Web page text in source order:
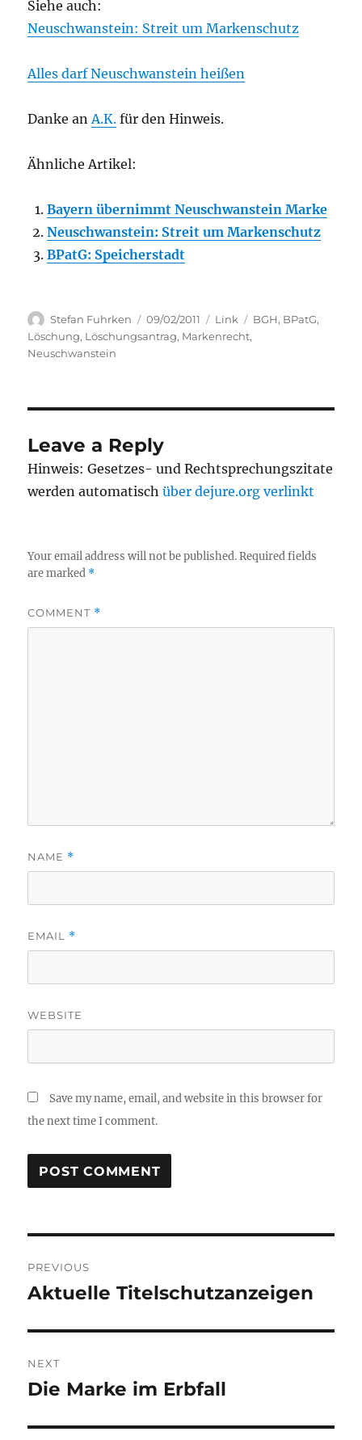
Siehe auch:
Neuschwanstein: Streit um Markenschutz
Alles darf Neuschwanstein heißen
Danke anA.K. für den Hinweis.
Ähnliche Artikel:
Bayern übernimmt Neuschwanstein Marke
Neuschwanstein: Streit um Markenschutz
BPatG: Speicherstadt
Author
Stefan Fuhrken
Posted
on
09/02/2011 Categories
Link Tags
BGH, BPatG,
Löschung, Löschungsantrag, Markenrecht,
Neuschwanstein
Leave a Reply
Hinweis: Gesetzes- und Rechtsprechungszitate
werden automatischüber dejure.org verlinkt
Your email address will not be published. Required fields
are marked *
COMMENT *
NAME *
EMAIL *
WEBSITE
Save my name, email, and website in this browser for
the next time I comment.
navigation
PREVIOUS
Previous
Aktuelle Titelschutzanzeigen
NEXT
Next
Die Marke im Erbfall